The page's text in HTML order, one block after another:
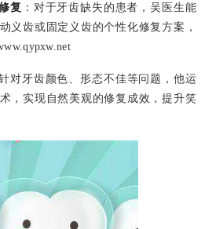
复 ：对于牙齿缺失的患者，吴医生能
义齿或固定义齿的个性化修复方案，
针对牙齿颜色、形态不佳等问题，他运
，实现自然美观的修复成效，提升笑